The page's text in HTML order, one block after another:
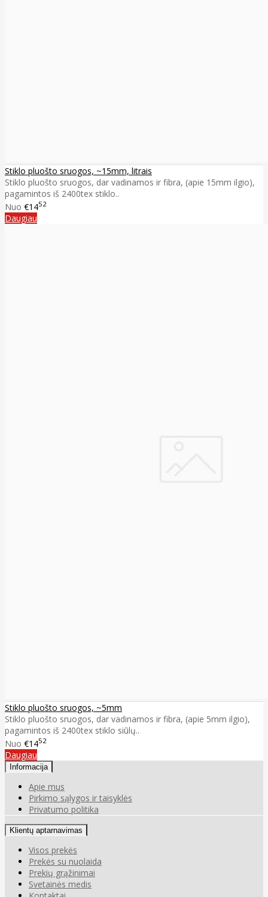
Stiklo pluošto sruogos, ~15mm, litrais
Stiklo pluošto sruogos, dar vadinamos ir fibra, (apie 15mm ilgio),
pagamintos iš 2400tex stiklo..
Nuo €1452
Daugiau
Stiklo pluošto sruogos, ~5mm
Stiklo pluošto sruogos, dar vadinamos ir fibra, (apie 5mm ilgio),
pagamintos iš 2400tex stiklo siūlų..
Nuo €1452
Daugiau
Informacija
Apie mus
Pirkimo sąlygos ir taisyklės
Privatumo politika
Klientų aptarnavimas
Visos prekės
Prekės su nuolaida
Prekių grąžinimai
Svetainės medis